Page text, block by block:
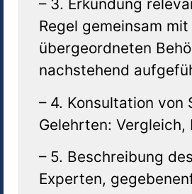
– 3. Erkundung
Regel gemeinsam
übergeordneten
nachstehend
– 4. Konsultation
Gelehrten: Vergleich,
– 5. Beschreibung
Experten,